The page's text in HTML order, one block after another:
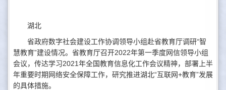
湖北
省政府数字社会建设工作协调领导小组赴省教育厅调研“智
慧教育”建设情况。省教育厅召开2022年第一季度网信领导小组
会议，传达学习2021年全国教育信息化工作会议精神，部署上半
年重要时期网络安全保障工作，研究推进湖北“互联网+教育”发展
的具体措施。